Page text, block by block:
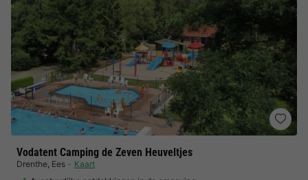
Vodatent Camping de Zeven Heuveltjes
Drenthe, Ees
Kaart